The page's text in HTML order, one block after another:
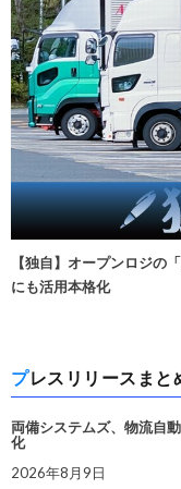
【独自】オープンロジの
にも活用本格化
プレスリリースま
両備システムズ、物流自
化
2026年8月9日